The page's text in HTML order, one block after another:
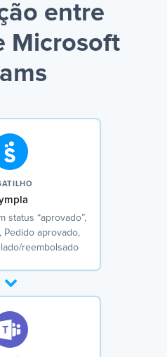
entre
Microsoft
status “aprovado”,
Pedido aprovado,
reembolsado